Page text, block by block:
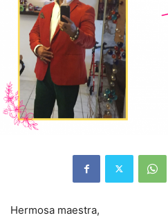
Hermosa maestra,